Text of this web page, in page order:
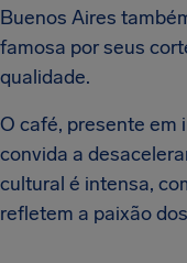
Buenos Aires
famosa por seus
qualidade.
O café, presente em
convida a
cultural é intensa,
refletem a paixão